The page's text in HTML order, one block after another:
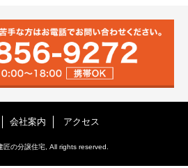
会社案内 アクセス
匠の分譲住宅, All rights reserved.